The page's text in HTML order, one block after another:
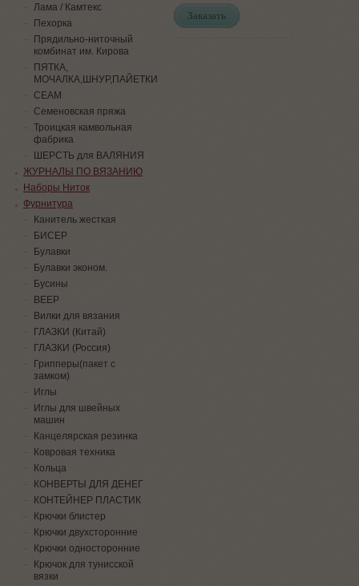
Заказать
Лама / Камтекс
Пехорка
Прядильно-ниточный
комбинат им. Кирова
ПЯТКА,
МОЧАЛКА,ШНУР,ПАЙЕТКИ
СЕАМ
Семеновская пряжа
Троицкая камвольная
фабрика
ШЕРСТЬ для ВАЛЯНИЯ
ЖУРНАЛЫ ПО ВЯЗАНИЮ
Наборы Ниток
Фурнитура
Канитель жесткая
БИСЕР
Булавки
Булавки эконом.
Бусины
ВЕЕР
Вилки для вязания
ГЛАЗКИ (Китай)
ГЛАЗКИ (Россия)
Грипперы(пакет с
замком)
Иглы
Иглы для швейных
машин
Канцелярская резинка
Ковровая техника
Кольца
КОНВЕРТЫ ДЛЯ ДЕНЕГ
КОНТЕЙНЕР ПЛАСТИК
Крючки блистер
Крючки двухсторонние
Крючки односторонние
Крючок для тунисской
вязки